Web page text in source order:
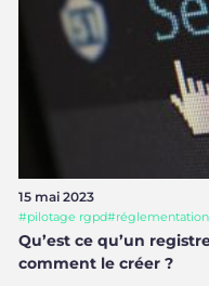
15 mai 2023
#pilotage rgpd#
Qu’est ce qu’un
comment le créer ?